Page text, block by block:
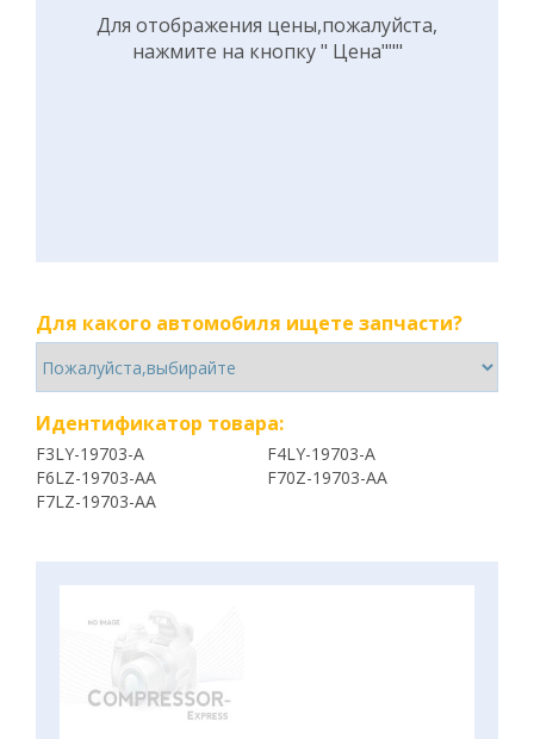
Для отображения цены,пожалуйста,
нажмите на кнопку " Цена"""
Для какого автомобиля ищете запчасти?
Идентификатор товара:
F3LY-19703-A
F4LY-19703-A
F6LZ-19703-AA
F70Z-19703-AA
F7LZ-19703-AA